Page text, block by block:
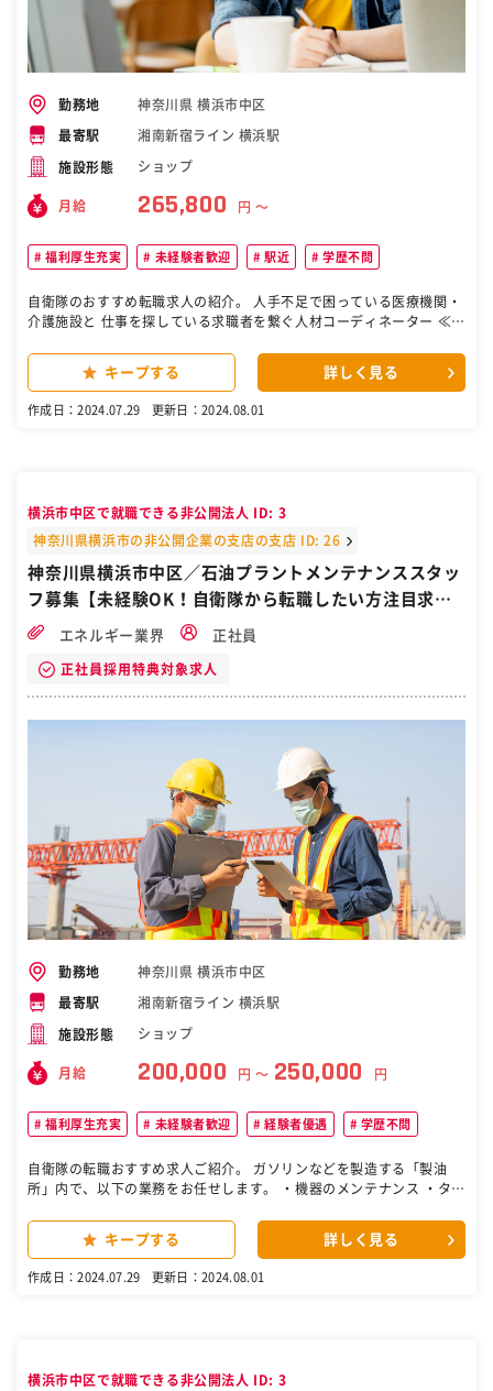
勤務地 神奈川県 横浜市中区
最寄駅 湘南新宿ライン 横浜駅
施設形態 ショップ
月給 265,800 円 〜
福利厚生充実 未経験者歓迎 駅近 学歴不問
自衛隊のおすすめ転職求人の紹介。 人手不足で困っている医療機関・
介護施設と 仕事を探している求職者を繋ぐ人材コーディネーター ≪主
見学 ◎派遣スタッフさんのフォロー ◎メンバーマネジメント ◎新規
派遣先の開拓(新規5割：既存5割) ｜ノルマなし ｜架電先リストあり
キープする 詳しく見る
作成日：2024.07.29 更新日：2024.08.01
横浜市中区で就職できる非公開法人 ID: 3
神奈川県横浜市の非公開企業の支店の支店 ID: 26
神奈川県横浜市中区／石油プラントメンテナンススタッ
フ募集【未経験OK！自衛隊から転職したい方注目求
人】
エネルギー業界 正社員
正社員採用特典対象求人
勤務地 神奈川県 横浜市中区
最寄駅 湘南新宿ライン 横浜駅
施設形態 ショップ
月給 200,000 円 〜 250,000 円
福利厚生充実 未経験者歓迎 経験者優遇 学歴不問
自衛隊の転職おすすめ求人ご紹介。 ガソリンなどを製造する「製油
所」内で、以下の業務をお任せします。 ・機器のメンテナンス ・タン
衛隊/転職/求人］
キープする 詳しく見る
作成日：2024.07.29 更新日：2024.08.01
横浜市中区で就職できる非公開法人 ID: 3